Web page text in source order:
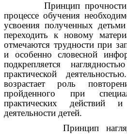
Принцип прочности
процессе обучения
усвоения полученных
переходить к новому
отмечаются трудности при
и особенно словесной
подкрепляется
практической
возрастает роль
пройденного при
практических действий
деятельности детей.
Принцип